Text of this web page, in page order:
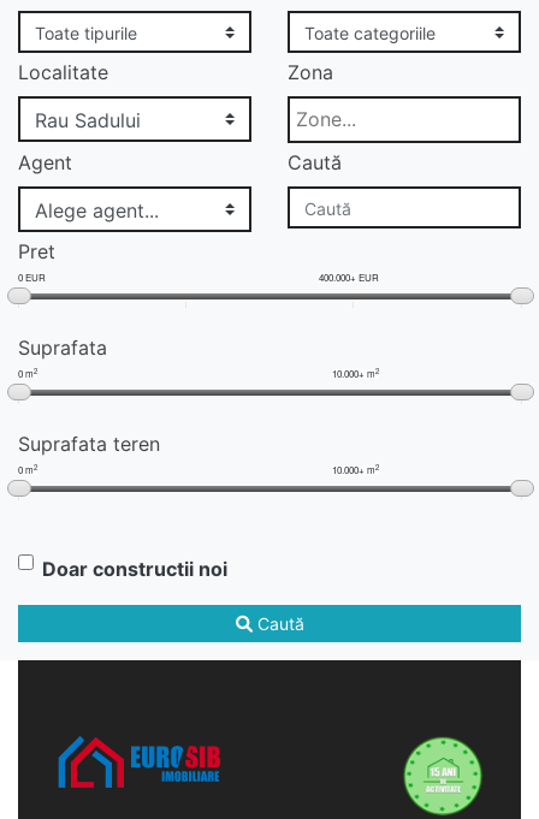
Localitate Zona
Agent Caută
Pret
0 EUR 400.000+ EUR
Suprafata
0 m2 10.000+ m2
Suprafata teren
0 m2 10.000+ m2
Doar constructii noi
Caută